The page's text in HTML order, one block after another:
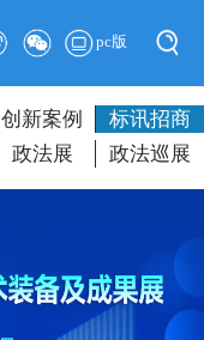
pc版
创新案例
标讯招商
政法展 政法巡展